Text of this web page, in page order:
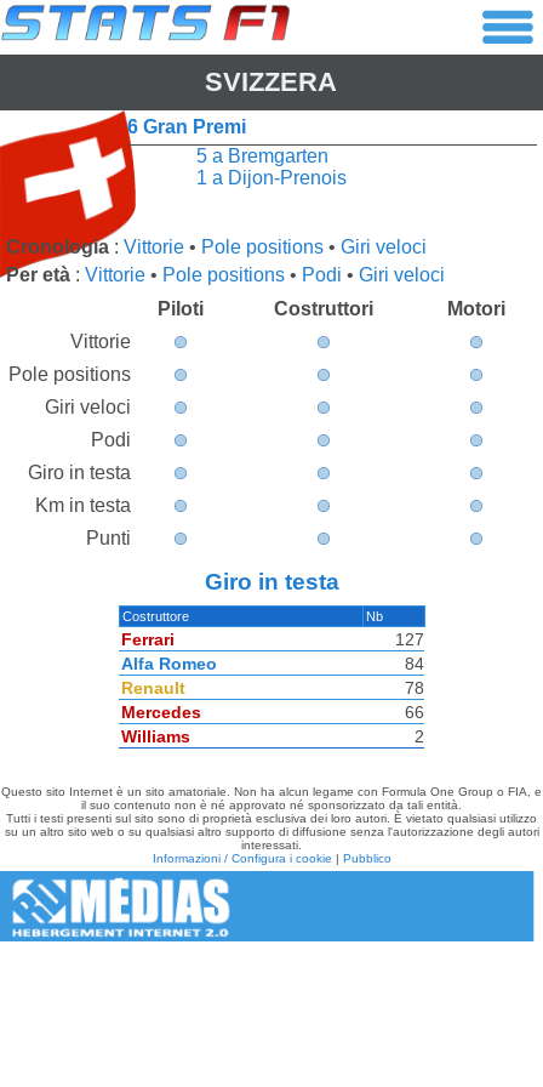
SVIZZERA
6 Gran Premi
5 a Bremgarten
1 a Dijon-Prenois
Cronologia : Vittorie • Pole positions • Giri veloci
Per età : Vittorie • Pole positions • Podi • Giri veloci
Piloti
Costruttori
Motori
Vittorie
Pole positions
Giri veloci
Podi
Giro in testa
Km in testa
Punti
Giro in testa
Costruttore Nb
Ferrari
127
Alfa Romeo
84
Renault
78
Mercedes
66
Williams
2
Questo sito Internet è un sito amatoriale. Non ha alcun legame con Formula One Group o FIA, e
il suo contenuto non è né approvato né sponsorizzato da tali entità.
Tutti i testi presenti sul sito sono di proprietà esclusiva dei loro autori. È vietato qualsiasi utilizzo
su un altro sito web o su qualsiasi altro supporto di diffusione senza l'autorizzazione degli autori
interessati.
Informazioni / Configura i cookie | Pubblico